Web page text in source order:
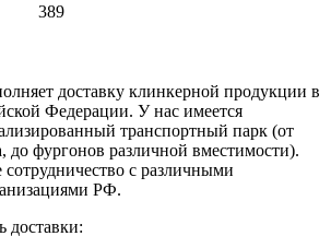
389
доставку клинкерной продукции в
Федерации. У нас имеется
транспортный парк (от
до фургонов различной вместимости).
с различными
РФ.
доставки: